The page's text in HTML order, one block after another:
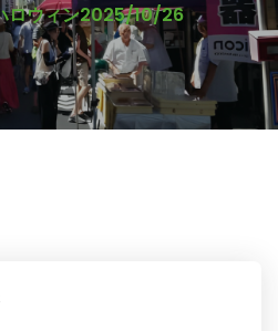
ロウィン2025/10/26